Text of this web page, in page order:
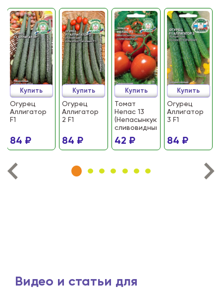
Огурец
Аллигатор
F1
84 ₽
Купить
Огурец
Аллигатор
2 F1
84 ₽
Купить
Томат
Непас 13
(Непасынкующийся
сливовидный)
42 ₽
Купить
Огурец
Аллигатор
3 F1
84 ₽
Купить
Видео и статьи для